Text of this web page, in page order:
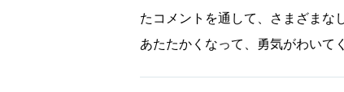
たコメントを通して、さまざまな
あたたかくなって、勇気がわいて